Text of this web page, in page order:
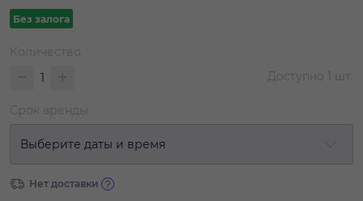
Без залога
Количество
Доступно 1 шт.
Срок аренды
Выберите даты и время
Нет доставки